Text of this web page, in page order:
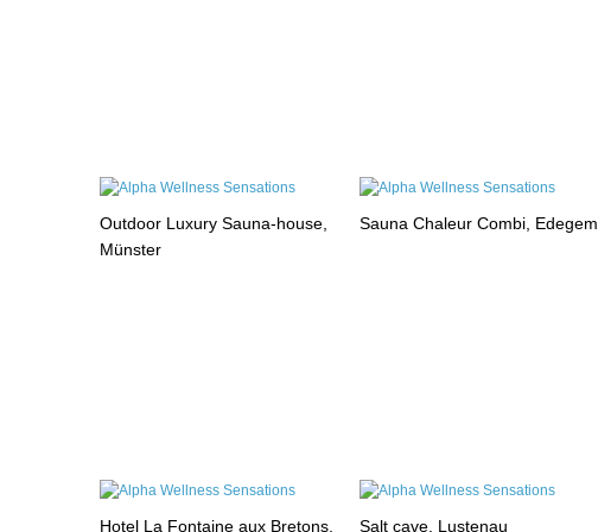
Outdoor Luxury Sauna-house,
Münster
Sauna Chaleur Combi, Edegem
Hotel La Fontaine aux Bretons, Salt cave, Lustenau